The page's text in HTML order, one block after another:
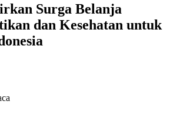
Surga Belanja
dan Kesehatan untuk